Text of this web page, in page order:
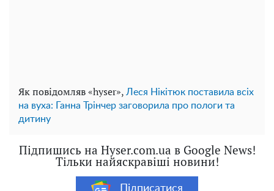
Як повідомляв «hyser», Леся Нікітюк поставила всіх
на вуха: Ганна Трінчер заговорила про пологи та
дитину
Підпишись на Hyser.com.ua в Google News!
Тільки найяскравіші новини!
Підписатися